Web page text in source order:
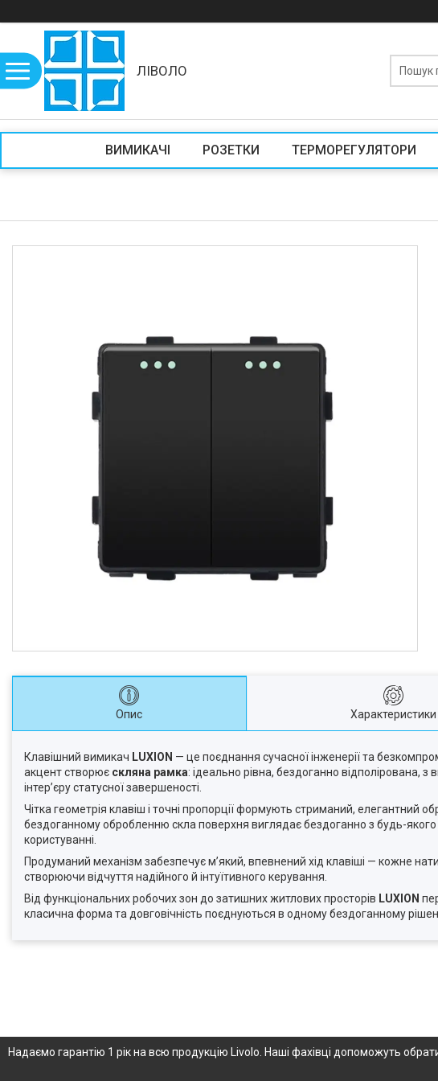
ЛІВОЛО
ВИМИКАЧІ РОЗЕТКИ ТЕРМОРЕГУЛЯТОРИ
Опис Характеристики
Клавішний вимикач LUXION — це поєднання сучасної інженерії та
акцент створює скляна рамка: ідеально рівна, бездоганно відполірована,
інтер’єру статусної завершеності.
Чітка геометрія клавіш і точні пропорції формують стриманий, елегантний
бездоганному обробленню скла поверхня виглядає бездоганно з будь-
користуванні.
Продуманий механізм забезпечує м’який, впевнений хід клавіші — кожне
створюючи відчуття надійного й інтуїтивного керування.
Від функціональних робочих зон до затишних житлових просторів LUXION
класична форма та довговічність поєднуються в одному бездоганному
Надаємо гарантію 1 рік на всю продукцію Livolo. Наші фахівці допоможуть